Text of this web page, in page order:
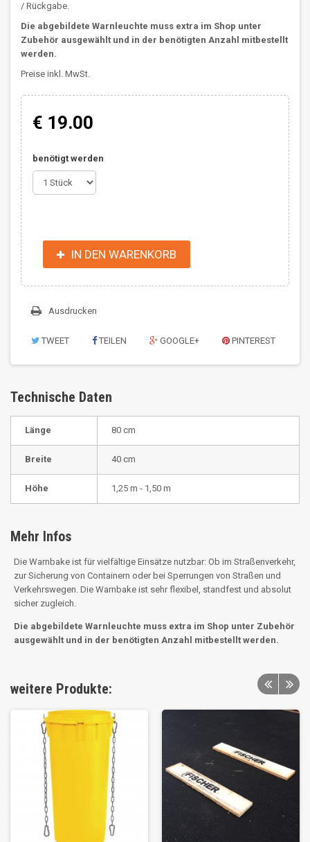
/ Rückgabe.
Die abgebildete Warnleuchte muss extra im Shop unter
Zubehör ausgewählt und in der benötigten Anzahl mitbestellt
werden.
Preise inkl. MwSt.
€ 19.00
benötigt werden
IN DEN WARENKORB
Ausdrucken
TWEET TEILEN GOOGLE+ PINTEREST
Technische Daten
Länge 80 cm
Breite 40 cm
Höhe 1,25 m - 1,50 m
Mehr Infos
Die Warnbake ist für vielfältige Einsätze nutzbar: Ob im Straßenverkehr,
zur Sicherung von Containern oder bei Sperrungen von Straßen und
Verkehrswegen. Die Warnbake ist sehr flexibel, standfest und absolut
sicher zugleich.
Die abgebildete Warnleuchte muss extra im Shop unter Zubehör
ausgewählt und in der benötigten Anzahl mitbestellt werden.
weitere Produkte: